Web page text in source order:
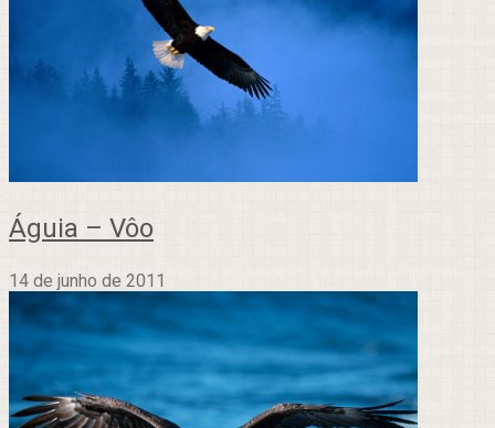
Águia – Vôo
14 de junho de 2011